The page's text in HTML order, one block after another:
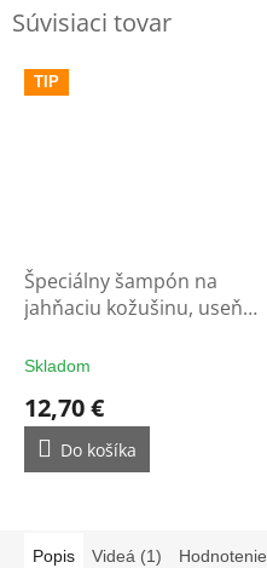
Súvisiaci tovar
TIP
Špeciálny šampón na
jahňaciu kožušinu, useň a
Skladom
12,70 €
Do košíka
Popis Videá (1) Hodnotenie